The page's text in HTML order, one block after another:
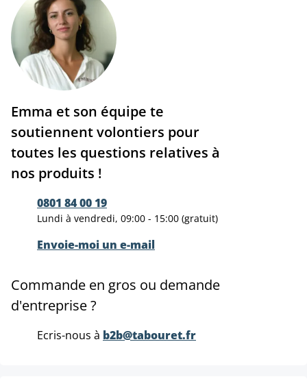
Emma et son équipe te
soutiennent volontiers pour
toutes les questions relatives à
nos produits !
0801 84 00 19
Lundi à vendredi, 09:00 - 15:00 (gratuit)
Envoie-moi un e-mail
Commande en gros ou demande
d'entreprise ?
Ecris-nous à b2b@tabouret.fr